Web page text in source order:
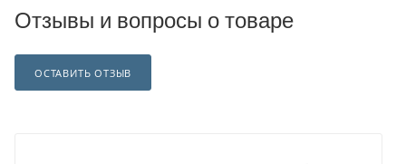
Отзывы и вопросы о товаре
ОСТАВИТЬ ОТЗЫВ